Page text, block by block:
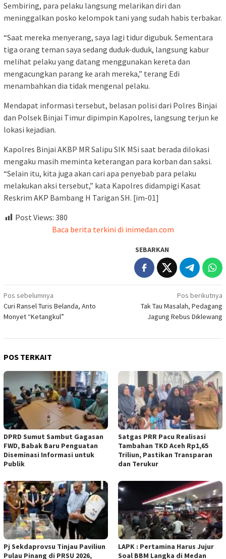
Sembiring, para pelaku langsung melarikan diri dan
meninggalkan posko kelompok tani yang sudah habis terbakar.
“Saat mereka menyerang, saya lagi tidur digubuk. Sementara
tiga orang teman saya sedang duduk-duduk, langsung kabur
melihat pelaku yang datang menggunakan kereta dan
mengacungkan parang ke arah mereka,” terang Edi
menambahkan dia tidak mengenal pelaku.
Mendapat informasi tersebut, belasan polisi dari Polres Binjai
dan Polsek Binjai Timur dipimpin Kapolres, langsung terjun ke
lokasi kejadian.
Kapolres Binjai AKBP MR Salipu SIK MSi saat berada dilokasi
mengaku masih meminta keterangan para korban dan saksi.
“Selain itu, kita juga akan cari apa penyebab para pelaku
melakukan aksi tersebut,” kata Kapolres didampigi Kasat
Reskrim AKP Bambang H Tarigan SH. [im-01]
Post Views: 380
Baca berita terkini di inimedan.com
SEBARKAN
Navigasi
pos
Pos sebelumnya
Curi Ransel Turis Belanda, Anto
Monyet “Ketangkul”
Pos berikutnya
Tak Tau Masalah, Pedagang
Jagung Rebus Diklewang
POS TERKAIT
DPRD Sumut Sambut Gagasan
FWD, Babak Baru Penguatan
Diseminasi Informasi untuk
Publik
Satgas PRR Pacu Realisasi
Tambahan TKD Aceh Rp1,65
Triliun, Pastikan Transparan
dan Terukur
Pj Sekdaprovsu Tinjau Paviliun
Pulau Pinang di PRSU 2026,
LAPK : Pertamina Harus Jujur
Soal BBM Langka di Medan